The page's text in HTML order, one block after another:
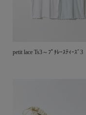
petit lace Ts3～ﾌﾟﾁﾚｰｽﾃｨｰｽﾞ3